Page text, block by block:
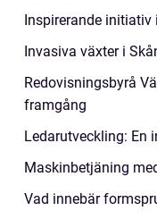
Inspirerande
Invasiva växter i
Redovisningsbyrå
framgång
Ledarutveckling: En
Maskinbetjäning
Vad innebär